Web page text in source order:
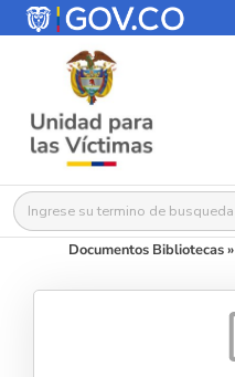
Buscar:
Documentos Bibliotecas»